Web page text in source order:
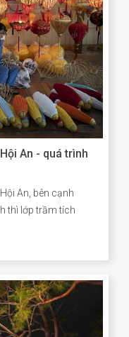
An - quá trình
An, bên cạnh
thì lớp trầm tích
cư dân địa
tác kiểm kê, nhận
với các Di sản văn
cách hệ thống,
trọng cho chiến